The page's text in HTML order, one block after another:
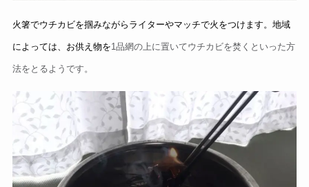
火箸でウチカビを掴みながらライターやマッチで火をつけます。地域
によっては、お供え物を1品網の上に置いてウチカビを焚くといった方
法をとるようです。